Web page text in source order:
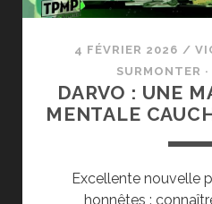
4 FÉVRIER 2026 /
SURMONTER
DARVO : UNE
MENTALE
Excellente nouvelle
honnêtes :